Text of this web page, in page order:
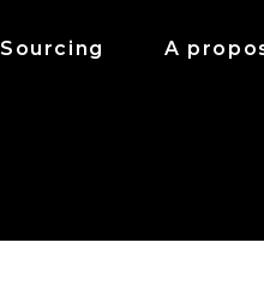
Sourcing A